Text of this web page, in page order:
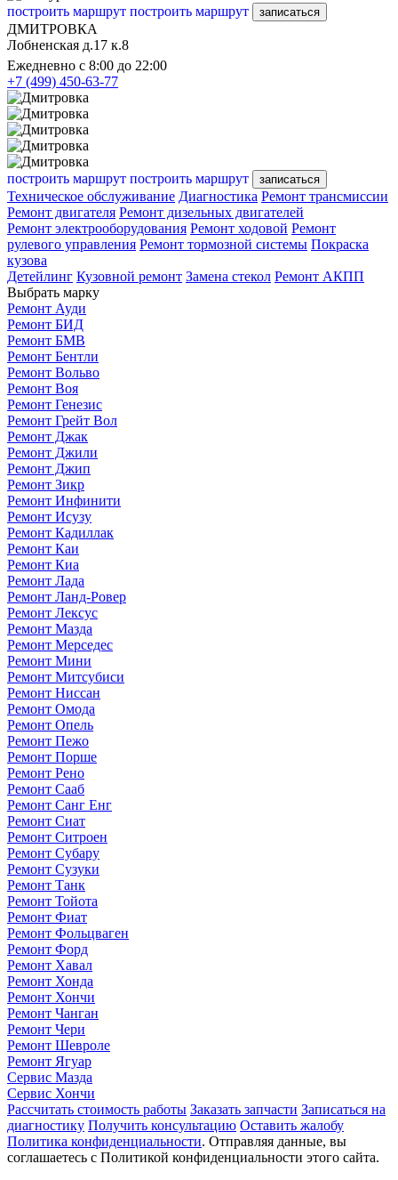
построить маршрут построить маршрут записаться
ДМИТРОВКА
Лобненская д.17 к.8
Ежедневно с 8:00 до 22:00
+7 (499) 450-63-77
построить маршрут построить маршрут записаться
Техническое обслуживание Диагностика Ремонт трансмиссии
Ремонт двигателя Ремонт дизельных двигателей
Ремонт электрооборудования Ремонт ходовой Ремонт
рулевого управления Ремонт тормозной системы Покраска
кузова
Детейлинг Кузовной ремонт Замена стекол Ремонт АКПП
Выбрать марку
Ремонт Ауди
Ремонт БИД
Ремонт БМВ
Ремонт Бентли
Ремонт Вольво
Ремонт Воя
Ремонт Генезис
Ремонт Грейт Вол
Ремонт Джак
Ремонт Джили
Ремонт Джип
Ремонт Зикр
Ремонт Инфинити
Ремонт Исузу
Ремонт Кадиллак
Ремонт Каи
Ремонт Киа
Ремонт Лада
Ремонт Ланд-Ровер
Ремонт Лексус
Ремонт Мазда
Ремонт Мерседес
Ремонт Мини
Ремонт Митсубиси
Ремонт Ниссан
Ремонт Омода
Ремонт Опель
Ремонт Пежо
Ремонт Порше
Ремонт Рено
Ремонт Сааб
Ремонт Санг Енг
Ремонт Сиат
Ремонт Ситроен
Ремонт Субару
Ремонт Сузуки
Ремонт Танк
Ремонт Тойота
Ремонт Фиат
Ремонт Фольцваген
Ремонт Форд
Ремонт Хавал
Ремонт Хонда
Ремонт Хончи
Ремонт Чанган
Ремонт Чери
Ремонт Шевроле
Ремонт Ягуар
Сервис Мазда
Сервис Хончи
Рассчитать стоимость работы Заказать запчасти Записаться на
диагностику Получить консультацию Оставить жалобу
Политика конфиденциальности. Отправляя данные, вы
соглашаетесь с Политикой конфиденциальности этого сайта.